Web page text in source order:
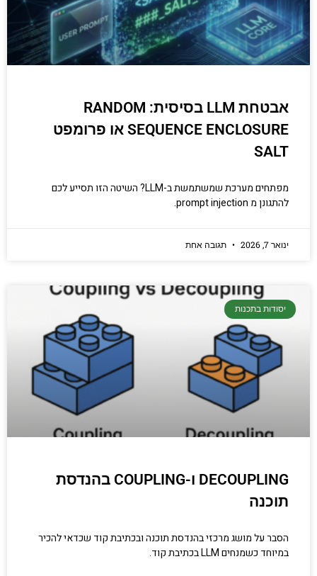
אבטחת LLM בסיסית: RANDOM
SEQUENCE ENCLOSURE או פרומפט
SALT
מפתחים מערכת שמשתמשת ב-LLM? השיטה הזו תסייע לכם
להתגונן מ prompt injection.
ינואר 7, 2026 תגובה אחת
יסודות בתכנות
DECOUPLING ו-COUPLING בהנדסת
תוכנה
הסבר על מושג מרכזי בהנדסת תוכנה ובכתיבת קוד שכדאי להכיר
במיוחד כשמנחים LLM בכתיבת קוד.